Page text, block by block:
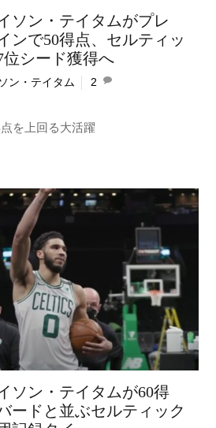
ソン・テイタムがプレ
ンで50得点、セルティッ
位シード獲得へ
ン・テイタム 2
を上回る大活躍
ソン・テイタムが60得
ードと並ぶセルティック